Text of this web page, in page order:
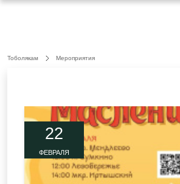
Тоболякам Мероприятия
22
ФЕВРАЛЯ